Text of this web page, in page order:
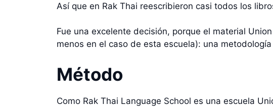
Así que en Rak Thai reescribieron casi todos los
Fue una excelente decisión, porque el material
menos en el caso de esta escuela): una
Método
Como Rak Thai Language School es una escuela